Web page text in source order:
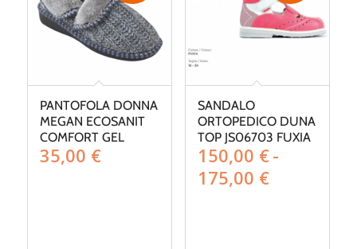
PANTOFOLA DONNA
MEGAN ECOSANIT
COMFORT GEL
35,00 €
SANDALO
ORTOPEDICO DUNA
TOP JS06703 FUXIA
150,00 €-
175,00 €Fascia